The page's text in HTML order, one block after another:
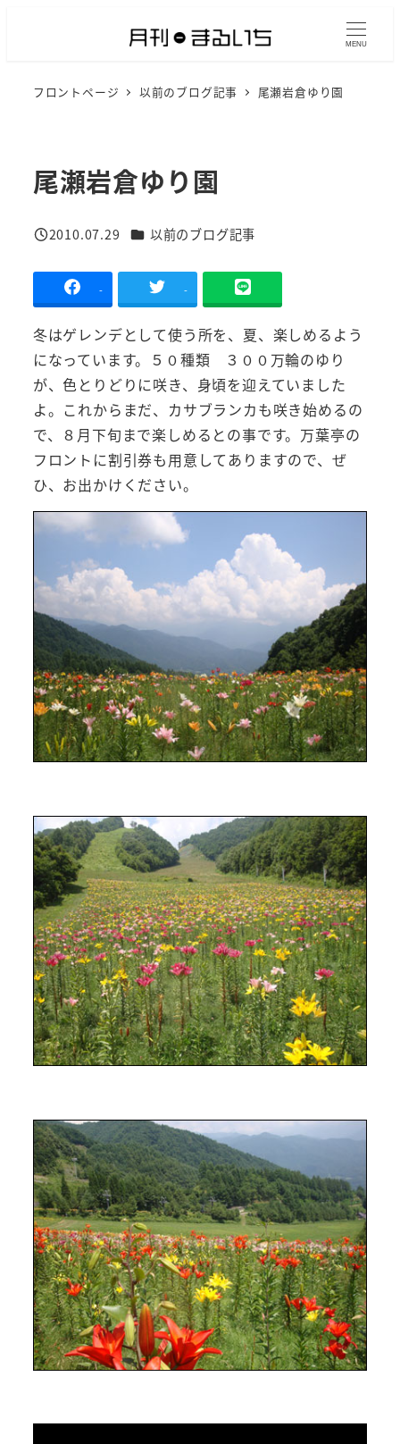
MENU
フロントページ 以前のブログ記事 尾瀬岩倉ゆり園
尾瀬岩倉ゆり園
投稿日
2010.07.29 カテゴリー
以前のブログ記事
- -
冬はゲレンデとして使う所を、夏、楽しめるよう
になっています。５０種類 ３００万輪のゆり
が、色とりどりに咲き、身頃を迎えていました
よ。これからまだ、カサブランカも咲き始めるの
で、８月下旬まで楽しめるとの事です。万葉亭の
フロントに割引券も用意してありますので、ぜ
ひ、お出かけください。